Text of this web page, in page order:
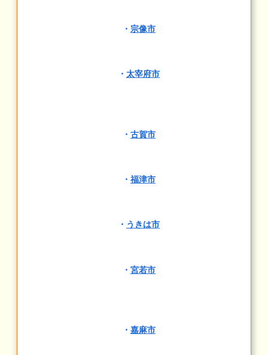
・ 宗像市
・ 太宰府市
・ 古賀市
・ 福津市
・ うきは市
・ 宮若市
・ 嘉麻市